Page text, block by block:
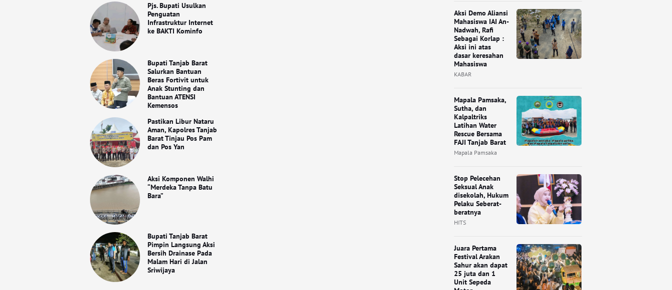
Pjs. Bupati Usulkan
Penguatan
Infrastruktur Internet
ke BAKTI Kominfo
Bupati Tanjab Barat
Salurkan Bantuan
Beras Fortivit untuk
Anak Stunting dan
Bantuan ATENSI
Kemensos
Pastikan Libur Nataru
Aman, Kapolres Tanjab
Barat Tinjau Pos Pam
dan Pos Yan
Aksi Komponen Walhi
“Merdeka Tanpa Batu
Bara”
Bupati Tanjab Barat
Pimpin Langsung Aksi
Bersih Drainase Pada
Malam Hari di Jalan
Sriwijaya
Aksi Demo Aliansi
Mahasiswa IAI An-
Nadwah, Rafi
Sebagai Korlap :
Aksi ini atas
dasar keresahan
Mahasiswa
KABAR
Mapala Pamsaka,
Sutha, dan
Kalpaltriks
Latihan Water
Rescue Bersama
FAJI Tanjab Barat
Mapala Pamsaka
Stop Pelecehan
Seksual Anak
disekolah, Hukum
Pelaku Seberat-
beratnya
HITS
Juara Pertama
Festival Arakan
Sahur akan dapat
25 juta dan 1
Unit Sepeda